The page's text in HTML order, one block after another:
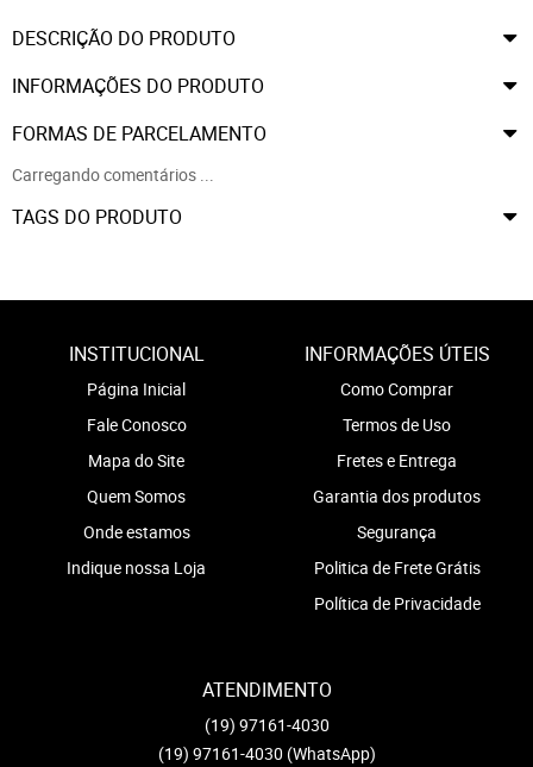
DESCRIÇÃO DO PRODUTO
INFORMAÇÕES DO PRODUTO
FORMAS DE PARCELAMENTO
Carregando comentários ...
TAGS DO PRODUTO
INSTITUCIONAL
Página Inicial
Fale Conosco
Mapa do Site
Quem Somos
Onde estamos
Indique nossa Loja
INFORMAÇÕES ÚTEIS
Como Comprar
Termos de Uso
Fretes e Entrega
Garantia dos produtos
Segurança
Politica de Frete Grátis
Política de Privacidade
ATENDIMENTO
(19) 97161-4030
(19) 97161-4030 (WhatsApp)